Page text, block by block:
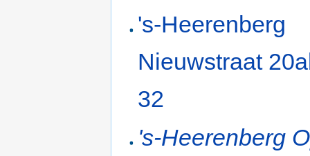
's-Heerenberg
Nieuwstraat
32
's-Heerenberg